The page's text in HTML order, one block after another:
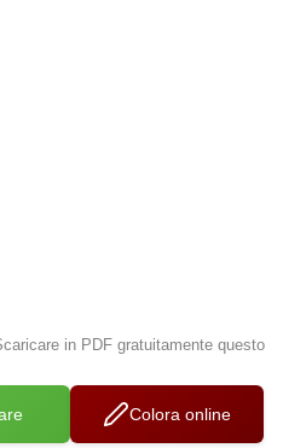
in PDF gratuitamente questo
Colora online